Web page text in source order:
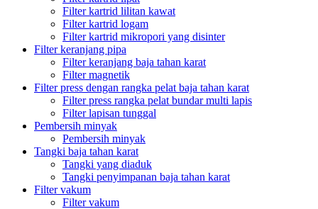
Filter kartrid lilitan kawat
Filter kartrid logam
Filter kartrid mikropori yang disinter
Filter keranjang pipa
Filter keranjang baja tahan karat
Filter magnetik
Filter press dengan rangka pelat baja tahan karat
Filter press rangka pelat bundar multi lapis
Filter lapisan tunggal
Pembersih minyak
Pembersih minyak
Tangki baja tahan karat
Tangki yang diaduk
Tangki penyimpanan baja tahan karat
Filter vakum
Filter vakum